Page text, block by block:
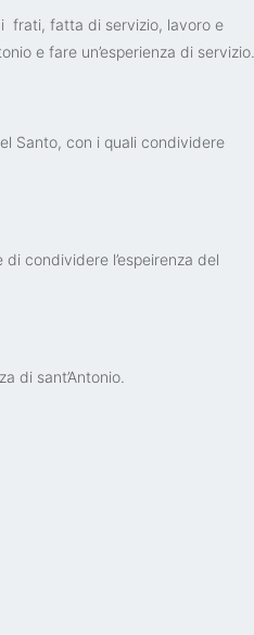
frati, fatta di servizio, lavoro e
e fare un’esperienza di servizio.
Santo, con i quali condividere
condividere l’espeirenza del
di sant’Antonio.